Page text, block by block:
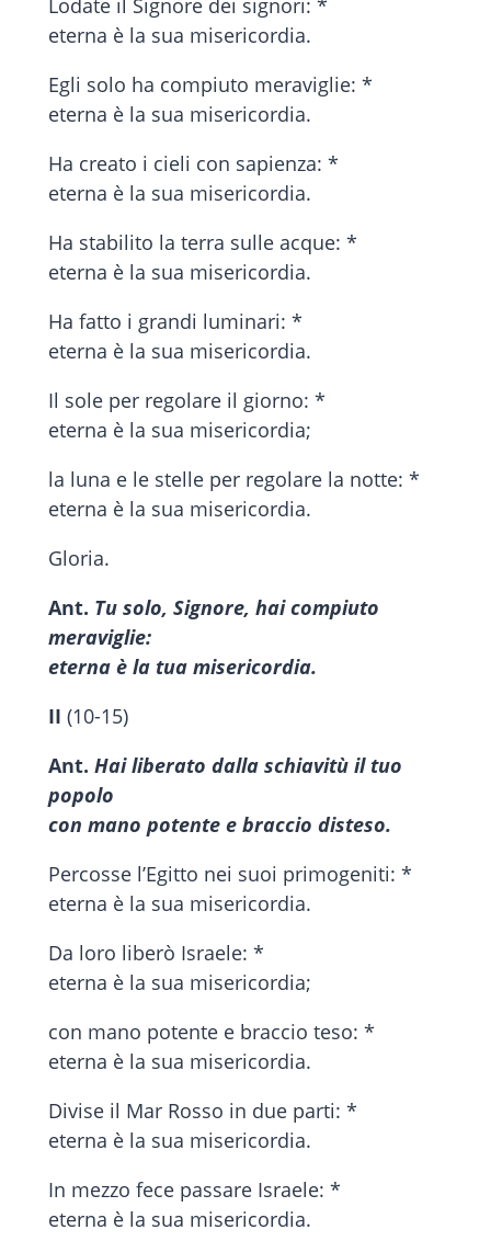
Lodate il Signore dei signori: *
eterna è la sua misericordia.
Egli solo ha compiuto meraviglie: *
eterna è la sua misericordia.
Ha creato i cieli con sapienza: *
eterna è la sua misericordia.
Ha stabilito la terra sulle acque: *
eterna è la sua misericordia.
Ha fatto i grandi luminari: *
eterna è la sua misericordia.
Il sole per regolare il giorno: *
eterna è la sua misericordia;
la luna e le stelle per regolare la notte: *
eterna è la sua misericordia.
Gloria.
Ant. Tu solo, Signore, hai compiuto
meraviglie:
eterna è la tua misericordia.
II (10-15)
Ant. Hai liberato dalla schiavitù il tuo
popolo
con mano potente e braccio disteso.
Percosse l’Egitto nei suoi primogeniti: *
eterna è la sua misericordia.
Da loro liberò Israele: *
eterna è la sua misericordia;
con mano potente e braccio teso: *
eterna è la sua misericordia.
Divise il Mar Rosso in due parti: *
eterna è la sua misericordia.
In mezzo fece passare Israele: *
eterna è la sua misericordia.